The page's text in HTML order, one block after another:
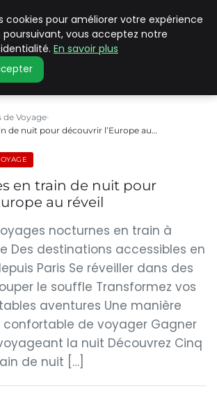
PATRIMOINES
de Voyage
de nuit pour découvrir l’Europe au…
en train de nuit pour
au réveil
voyages nocturnes en train à
Des destinations accessibles en
Paris Se réveiller dans des
le souffle Transformez vos
aventures Une manière
de voyager Gagner
la nuit Découvrez Cinq
de nuit […]
cookies pour améliorer votre expérience
poursuivant, vous acceptez notre
En savoir plus